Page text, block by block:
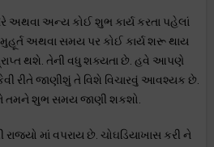
અથવા અન્ય કોઈ શુભ કાર્ય કરતા પહેલાં
અથવા સમય પર કોઈ કાર્ય શરૂ થાય
થશે. તેની વધુ શક્યતા છે. હવે આપણે
રીતે જાણીશું તે વિશે વિચારવું આવશ્યક છે.
તમને શુભ સમય જાણી શકશો.
રાજ્યો માં વપરાય છે. ચોઘડિયાખાસ કરી ને